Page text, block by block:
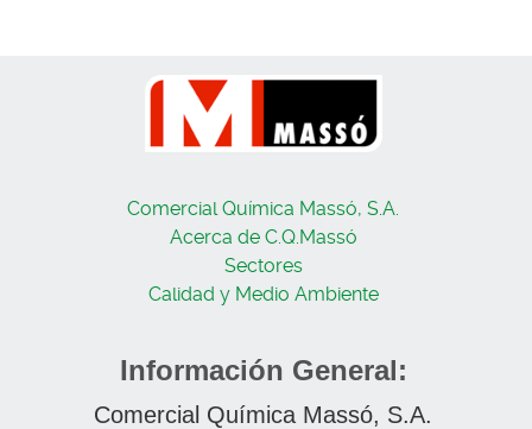
Comercial Química Massó, S.A.
Acerca de C.Q.Massó
Sectores
Calidad y Medio Ambiente
Información General:
Comercial Química Massó, S.A.